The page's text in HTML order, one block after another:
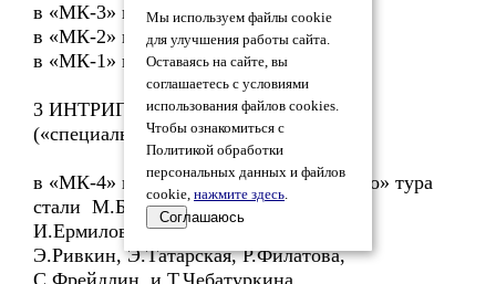
в «МК-3» в «КЛЭ» вошли 3 автора;
в «МК-2» в «КЛЭ» вошли 3 автора;
в «МК-1» в «КЛЭ» вошли 9 авторов.
3 ИНТРИГА – кто выиграет 4
(«специальный») тур?
в «МК-4» победителями «Специального» тура
стали М.Белухина, А.Вильковский,
И.Ермилова, В.Мальцевъ, Л.Неронов,
Э.Ривкин, Э.Татарская, Р.Филатова,
С.Фрейдлин, и Т.Чебатуркина.
Мы используем файлы cookie
для улучшения работы сайта.
Оставаясь на сайте, вы
соглашаетесь с условиями
использования файлов cookies.
Чтобы ознакомиться с
Политикой обработки
персональных данных и файлов
cookie, нажмите здесь.
Соглашаюсь